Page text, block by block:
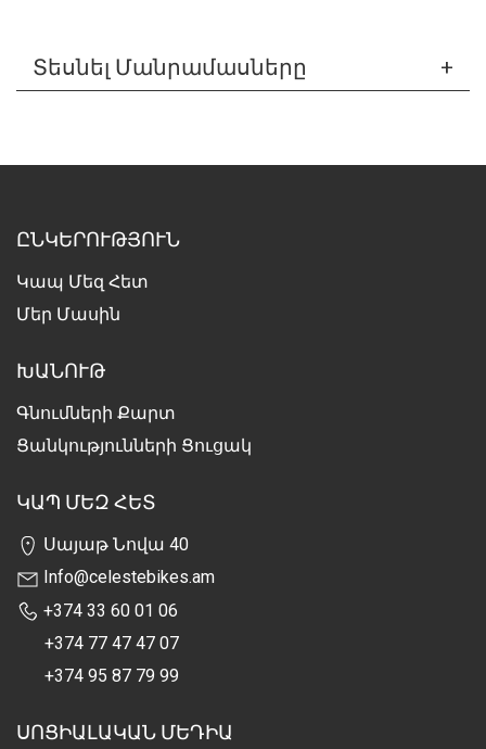
Տեսնել Մանրամասները
ԸՆԿԵՐՈՒԹՅՈՒՆ
Կապ Մեզ Հետ
Մեր Մասին
ԽԱՆՈՒԹ
Գնումների Քարտ
Ցանկությունների Ցուցակ
ԿԱՊ ՄԵԶ ՀԵՏ
Սայաթ Նովա 40
Info@celestebikes.am
+374 33 60 01 06
+374 77 47 47 07
+374 95 87 79 99
ՍՈՑԻԱԼԱԿԱՆ ՄԵԴԻԱ